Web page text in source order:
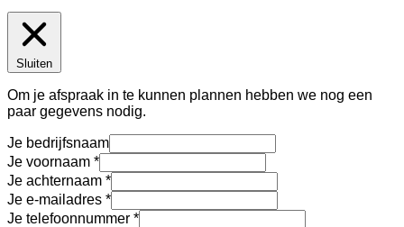
Sluiten
Om je afspraak in te kunnen plannen hebben we nog een
paar gegevens nodig.
Je bedrijfsnaam
Je voornaam
Je achternaam
Je e-mailadres
Je telefoonnummer